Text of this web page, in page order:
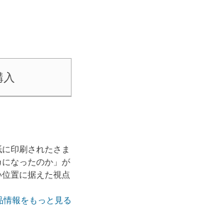
印刷されたさま
なったのか」が
置に据えた視点
情報をもっと見る